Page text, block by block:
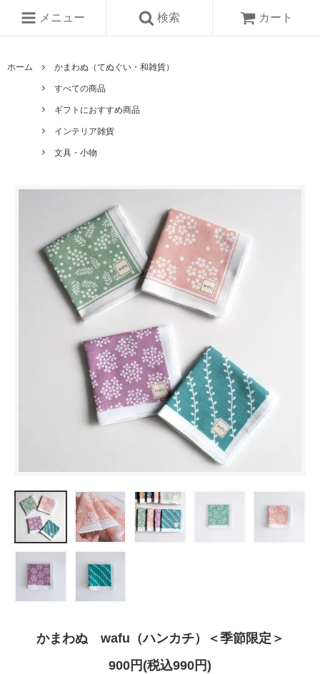
メニュー 検索 カート
ホーム かまわぬ（てぬぐい・和雑貨）
すべての商品
ギフトにおすすめ商品
インテリア雑貨
文具・小物
かまわぬ wafu（ハンカチ）＜季節限定＞
900円(税込990円)